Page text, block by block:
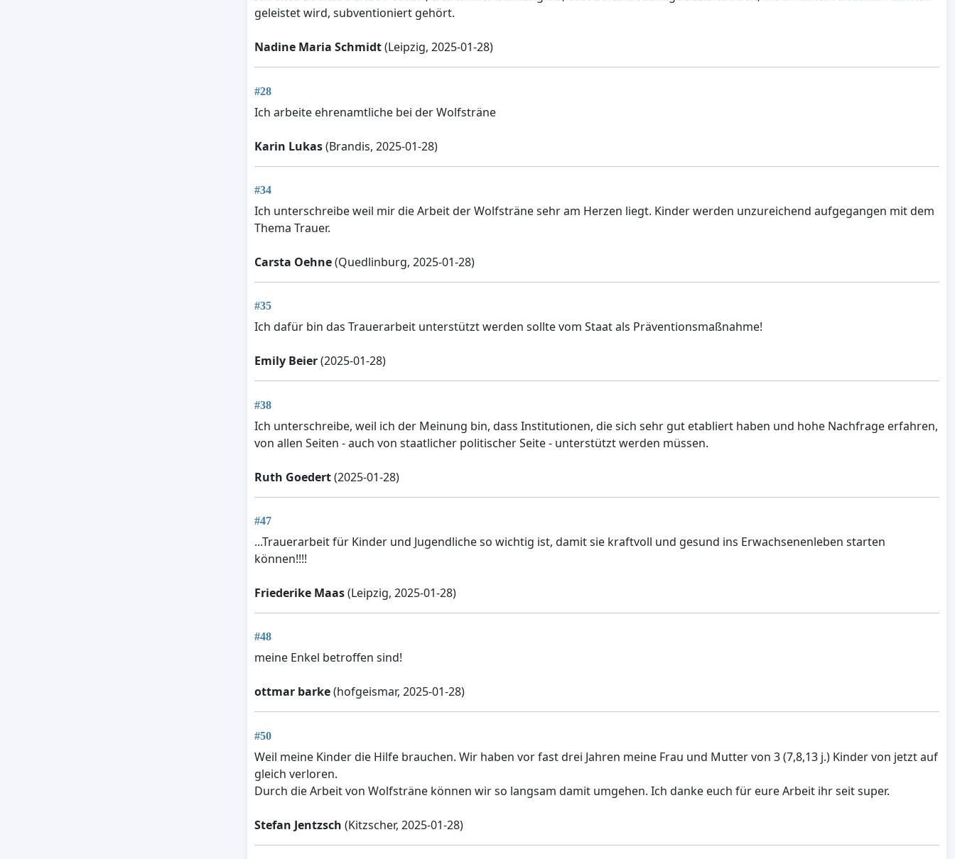
geleistet wird, subventioniert gehört.
Nadine Maria Schmidt(Leipzig, 2025-01-28)
#28
Ich arbeite ehrenamtliche bei der Wolfsträne
Karin Lukas(Brandis, 2025-01-28)
#34
Ich unterschreibe weil mir die Arbeit der Wolfsträne sehr am Herzen liegt. Kinder werden unzureichend aufgegangen mit dem
Thema Trauer.
Carsta Oehne(Quedlinburg, 2025-01-28)
#35
Ich dafür bin das Trauerarbeit unterstützt werden sollte vom Staat als Präventionsmaßnahme!
Emily Beier(2025-01-28)
#38
Ich unterschreibe, weil ich der Meinung bin, dass Institutionen, die sich sehr gut etabliert haben und hohe Nachfrage erfahren,
von allen Seiten - auch von staatlicher politischer Seite - unterstützt werden müssen.
Ruth Goedert(2025-01-28)
#47
...Trauerarbeit für Kinder und Jugendliche so wichtig ist, damit sie kraftvoll und gesund ins Erwachsenenleben starten
können!!!!
Friederike Maas(Leipzig, 2025-01-28)
#48
meine Enkel betroffen sind!
ottmar barke(hofgeismar, 2025-01-28)
#50
Weil meine Kinder die Hilfe brauchen. Wir haben vor fast drei Jahren meine Frau und Mutter von 3 (7,8,13 j.) Kinder von jetzt auf
gleich verloren.
Durch die Arbeit von Wolfsträne können wir so langsam damit umgehen. Ich danke euch für eure Arbeit ihr seit super.
Stefan Jentzsch (Kitzscher, 2025-01-28)